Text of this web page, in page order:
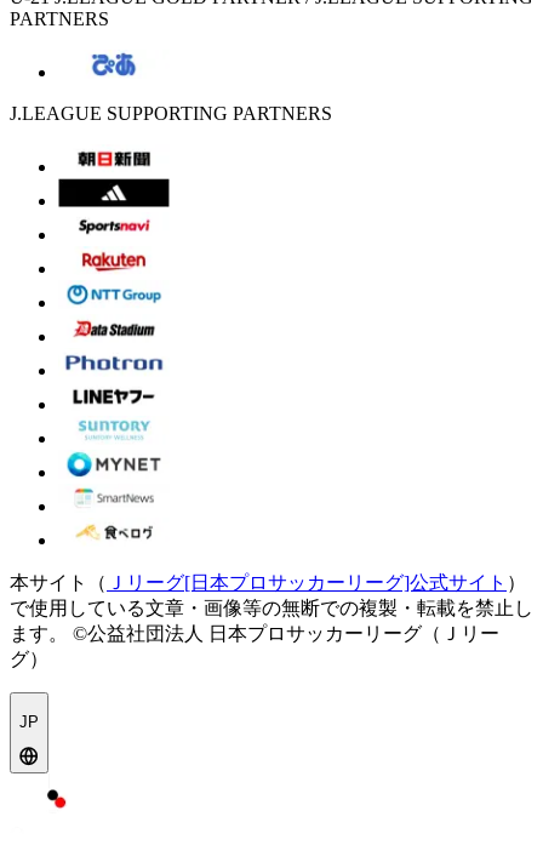
PARTNERS
J.LEAGUE SUPPORTING PARTNERS
本サイト（ Ｊリーグ[日本プロサッカーリーグ]公式サイト ）
で使用している文章・画像等の無断での複製・転載を禁止し
ます。
©公益社団法人 日本プロサッカーリーグ（Ｊリー
グ）
JP